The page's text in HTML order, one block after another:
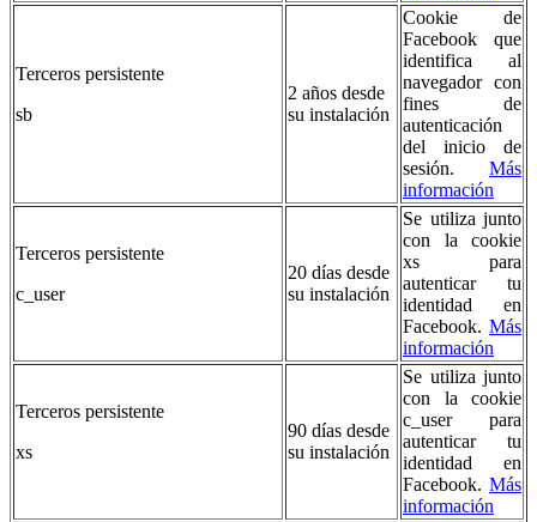
Terceros persistente
sb
2 años desde
su instalación
Cookie de
Facebook que
identifica al
navegador con
fines de
autenticación
del inicio de
sesión. Más
información
Terceros persistente
c_user
20 días desde
su instalación
Se utiliza junto
con la cookie
xs para
autenticar tu
identidad en
Facebook. Más
información
Terceros persistente
xs
90 días desde
su instalación
Se utiliza junto
con la cookie
c_user para
autenticar tu
identidad en
Facebook. Más
información